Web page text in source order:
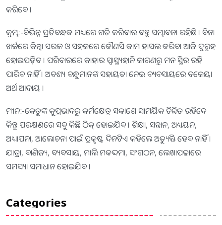
କରିବେ ।
କୁମ୍ଭ:-ବିଭିନ୍ନ ପ୍ରତିବନ୍ଧକ ମଧ୍ୟରେ ଗତି କରିବାର ବହୁ ସମ୍ଭାବନା ରହିଛି । ବିନା
ଖର୍ଚ୍ଚରେ କିମ୍ବା ସରଳ ଓ ସହଜରେ କୌଣସି କାମ ହାସଲ କରିବା ଆଜି ଦୁରୂହ
ହୋଇପଡ଼ିବ । ପରିବାରରେ କାହାର ସ୍ବାସ୍ଥ୍ୟହାନି କାରଣରୁ ମନ ସ୍ଥିର ରହି
ପାରିବ ନାହିଁ । ଅବଶ୍ୟ ବନ୍ଧୁମାନଙ୍କ ସହାୟତା ନେଇ ବ୍ୟବସାୟରେ ବକେୟା
ଅର୍ଥ ଆଦାୟ ।
ମୀନ:-କେତୁଙ୍କ କୁପ୍ରଭାବରୁ କର୍ମକ୍ଷେତ୍ର ସକାଶେ ସାମୟିକ ଚିନ୍ତିତ ରହିବେ
କିନ୍ତୁ ପରକ୍ଷଣରେ ସବୁ କିଛି ଠିକ୍‌ ହୋଇଯିବ । ଶିକ୍ଷା, ସନ୍ତାନ, ଅଧ୍ୟୟନ,
ଅଧ୍ୟାପନା, ଆଲୋଚନା ପାଇଁ ପ୍ରକୃଷ୍ଟ ଦିନଟିଏ କହିଲେ ଅତ୍ୟୁକ୍ତି ହେବ ନାହିଁ ।
ଯାତ୍ରା, ବାଣିଜ୍ୟ, ବ୍ୟବସାୟ, ମାଲି ମକଦ୍ଦମା, ସଂଗଠନ, ଲେଖାପଢାରେ
ସମସ୍ୟା ସମାଧାନ ହୋଇଯିବ ।
Categories